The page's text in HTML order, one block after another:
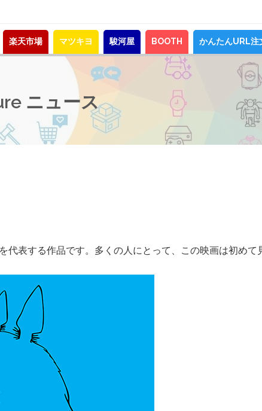
楽天市場 マツキヨ 駿河屋 BOOTH かんたんURL注
ニュース
代表する作品です。多くの人にとって、この映画は初めて